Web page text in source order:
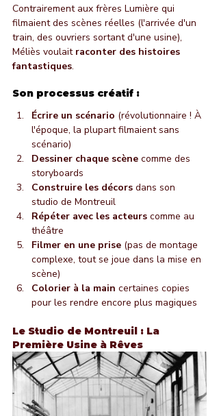
Contrairement aux frères Lumière qui
filmaient des scènes réelles (l'arrivée d'un
train, des ouvriers sortant d'une usine),
Méliès voulait raconter des histoires
fantastiques.
Son processus créatif :
Écrire un scénario (révolutionnaire ! À
l'époque, la plupart filmaient sans
scénario)
Dessiner chaque scène comme des
storyboards
Construire les décors dans son
studio de Montreuil
Répéter avec les acteurs comme au
théâtre
Filmer en une prise (pas de montage
complexe, tout se joue dans la mise en
scène)
Colorier à la main certaines copies
pour les rendre encore plus magiques
Le Studio de Montreuil : La
Première Usine à Rêves